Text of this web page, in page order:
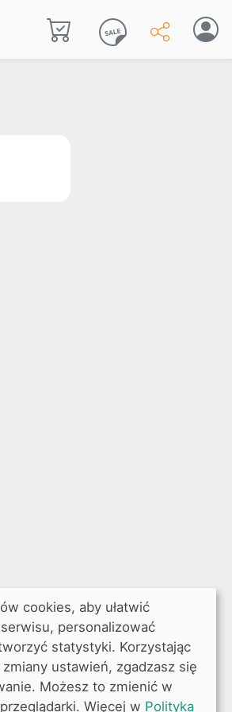
cookies, aby ułatwić
personalizować
statystyki. Korzystając
ustawień, zgadzasz się
Możesz to zmienić w
Więcej w Polityka